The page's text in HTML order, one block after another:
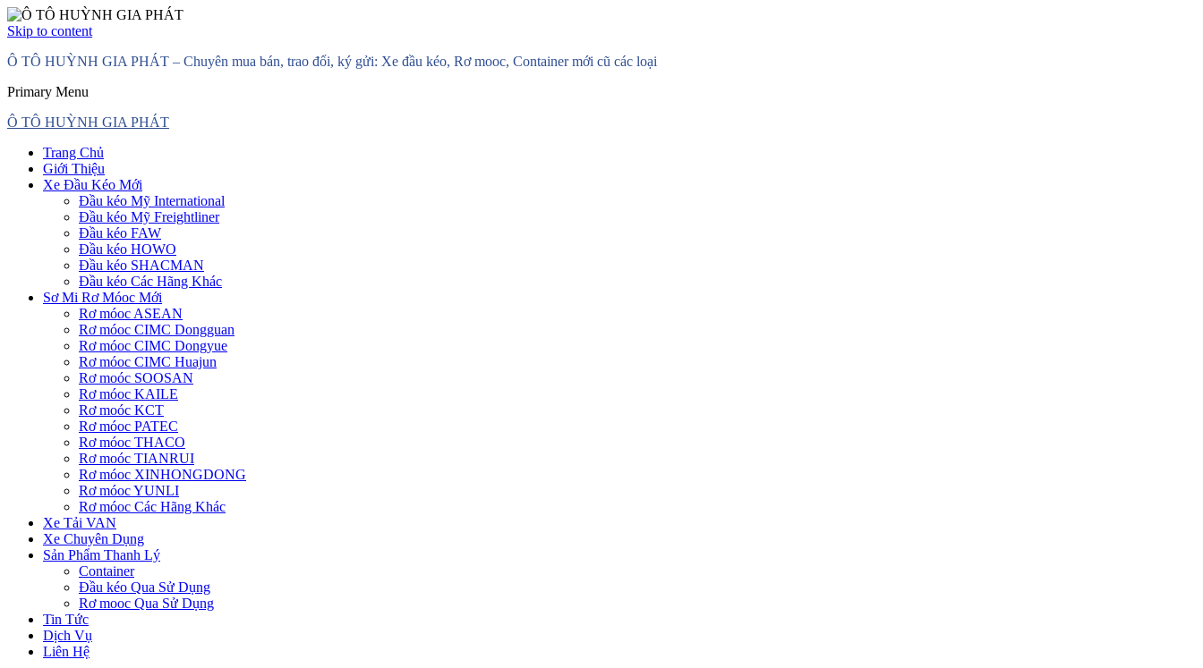
Skip to content
Ô TÔ HUỲNH GIA PHÁT – Chuyên mua bán, trao đổi, ký gửi: Xe đầu kéo, Rơ mooc, Container mới cũ các loại
Primary Menu
Ô TÔ HUỲNH GIA PHÁT
Trang Chủ
Giới Thiệu
Xe Đầu Kéo Mới
Đầu kéo Mỹ International
Đầu kéo Mỹ Freightliner
Đầu kéo FAW
Đầu kéo HOWO
Đầu kéo SHACMAN
Đầu kéo Các Hãng Khác
Sơ Mi Rơ Móoc Mới
Rơ móoc ASEAN
Rơ móoc CIMC Dongguan
Rơ móoc CIMC Dongyue
Rơ móoc CIMC Huajun
Rơ moóc SOOSAN
Rơ móoc KAILE
Rơ moóc KCT
Rơ móoc PATEC
Rơ móoc THACO
Rơ moóc TIANRUI
Rơ móoc XINHONGDONG
Rơ móoc YUNLI
Rơ móoc Các Hãng Khác
Xe Tải VAN
Xe Chuyên Dụng
Sản Phẩm Thanh Lý
Container
Đầu kéo Qua Sử Dụng
Rơ mooc Qua Sử Dụng
Tin Tức
Dịch Vụ
Liên Hệ